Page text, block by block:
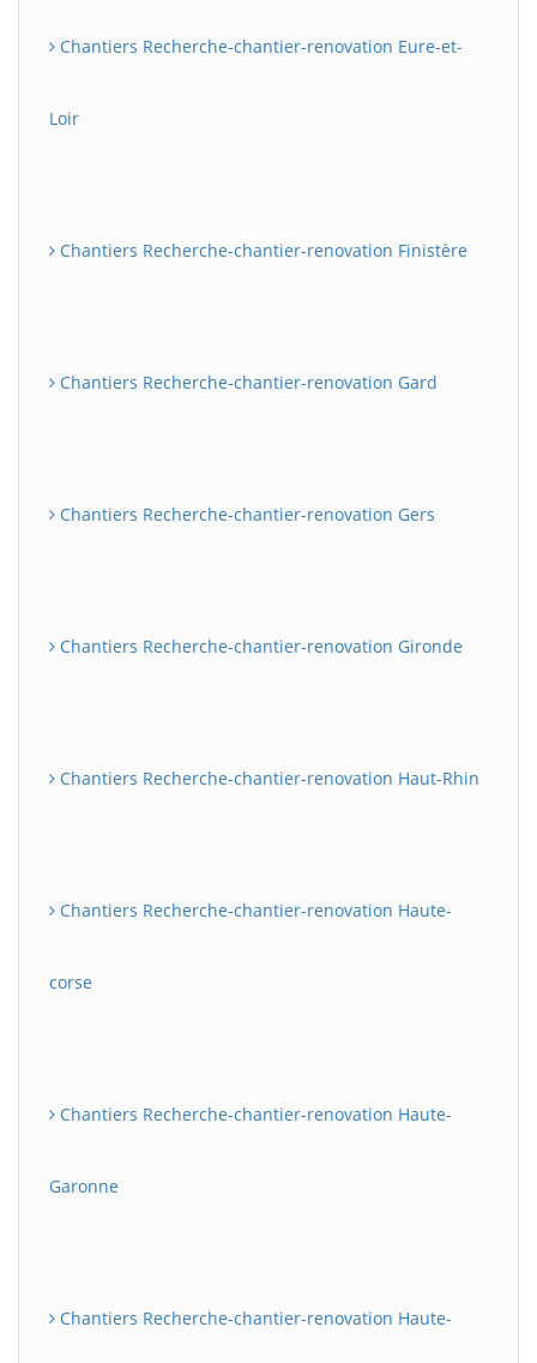
Chantiers Recherche-chantier-renovation Eure-et-
Loir
Chantiers Recherche-chantier-renovation Finistère
Chantiers Recherche-chantier-renovation Gard
Chantiers Recherche-chantier-renovation Gers
Chantiers Recherche-chantier-renovation Gironde
Chantiers Recherche-chantier-renovation Haut-Rhin
Chantiers Recherche-chantier-renovation Haute-
corse
Chantiers Recherche-chantier-renovation Haute-
Garonne
Chantiers Recherche-chantier-renovation Haute-